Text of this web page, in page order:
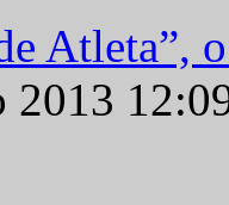
Atleta”,
2013